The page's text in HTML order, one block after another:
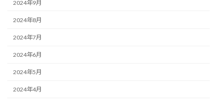
2024年9月
2024年8月
2024年7月
2024年6月
2024年5月
2024年4月